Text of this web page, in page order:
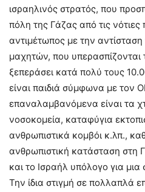
ισραηλινός στρατός, που
πόλη της Γάζας από τις νότιες
αντιμέτωπος με την
μαχητών, που υπερασπίζονται
ξεπεράσει κατά πολύ τους
είναι παιδιά σύμφωνα με τον
επαναλαμβανόμενα είναι τα
νοσοκομεία, καταφύγια
ανθρωπιστικά κομβόι κ.λπ.,
ανθρωπιστική κατάσταση στη
και το Ισραήλ υπόλογο για
Την ίδια στιγμή σε πολλαπλά